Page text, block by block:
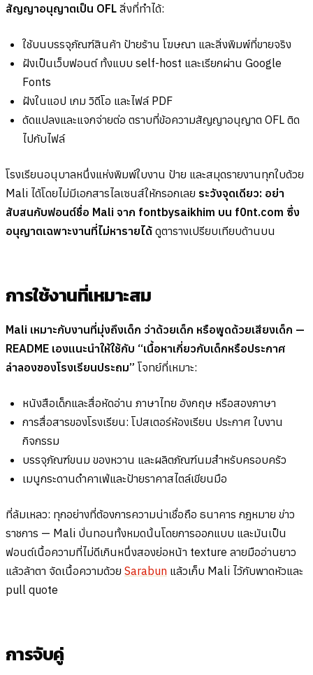
สัญญาอนุญาตเป็น OFL สิ่งที่ทำได้:
ใช้บนบรรจุภัณฑ์สินค้า ป้ายร้าน โฆษณา และสิ่งพิมพ์ที่ขายจริง
ฝังเป็นเว็บฟอนต์ ทั้งแบบ self-host และเรียกผ่าน Google
Fonts
ฝังในแอป เกม วิดีโอ และไฟล์ PDF
ดัดแปลงและแจกจ่ายต่อ ตราบที่ข้อความสัญญาอนุญาต OFL ติด
ไปกับไฟล์
โรงเรียนอนุบาลหนึ่งแห่งพิมพ์ใบงาน ป้าย และสมุดรายงานทุกใบด้วย
Mali ได้โดยไม่มีเอกสารไลเซนส์ให้กรอกเลย ระวังจุดเดียว: อย่า
สับสนกับฟอนต์ชื่อ Mali จาก fontbysaikhim บน f0nt.com ซึ่ง
อนุญาตเฉพาะงานที่ไม่หารายได้ ดูตารางเปรียบเทียบด้านบน
การใช้งานที่เหมาะสม
Mali เหมาะกับงานที่มุ่งถึงเด็ก ว่าด้วยเด็ก หรือพูดด้วยเสียงเด็ก —
README เองแนะนำให้ใช้กับ “เนื้อหาเกี่ยวกับเด็กหรือประกาศ
ลำลองของโรงเรียนประถม” โจทย์ที่เหมาะ:
หนังสือเด็กและสื่อหัดอ่าน ภาษาไทย อังกฤษ หรือสองภาษา
การสื่อสารของโรงเรียน: โปสเตอร์ห้องเรียน ประกาศ ใบงาน
กิจกรรม
บรรจุภัณฑ์ขนม ของหวาน และผลิตภัณฑ์นมสำหรับครอบครัว
เมนูกระดานดำคาเฟ่และป้ายราคาสไตล์เขียนมือ
ที่ล้มเหลว: ทุกอย่างที่ต้องการความน่าเชื่อถือ ธนาคาร กฎหมาย ข่าว
ราชการ — Mali บั่นทอนทั้งหมดนั้นโดยการออกแบบ และมันเป็น
ฟอนต์เนื้อความที่ไม่ดีเกินหนึ่งสองย่อหน้า texture ลายมืออ่านยาว
แล้วล้าตา จัดเนื้อความด้วย Sarabun แล้วเก็บ Mali ไว้กับพาดหัวและ
pull quote
การจับคู่